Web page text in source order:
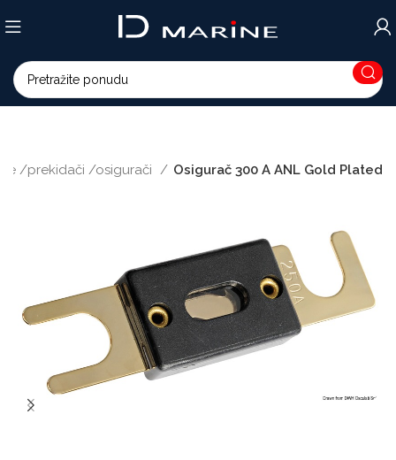
/prekidači /osigurači Osigurač 300 A ANL Gold Plated